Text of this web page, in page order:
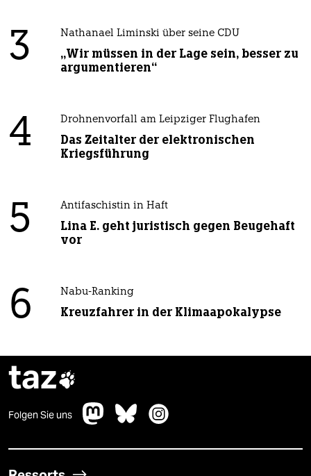
3 Nathanael Liminski über seine CDU
„Wir müssen in der Lage sein, besser zu
argumentieren“
4 Drohnenvorfall am Leipziger Flughafen
Das Zeitalter der elektronischen
Kriegsführung
5 Antifaschistin in Haft
Lina E. geht juristisch gegen Beugehaft
vor
6 Nabu-Ranking
Kreuzfahrer in der Klimaapokalypse
taz
Folgen Sie uns